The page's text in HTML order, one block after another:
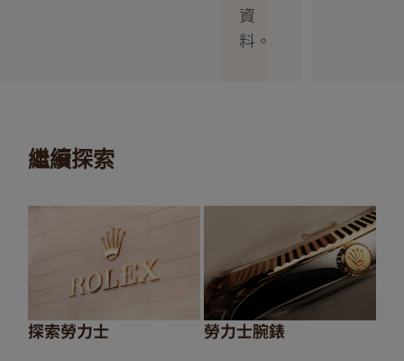
資
料。
繼續探索
探索勞力士 勞力士腕錶